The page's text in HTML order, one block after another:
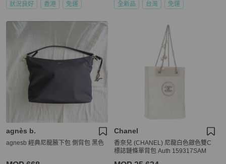
狀況良好 香港 免運 全新品 台灣 免運
agnès b.
agnesb 經典尼龍腋下包 側背包 黑色
Chanel
香奈兒 (CHANEL) 尼龍白色銀色雙C
標誌鏈條單背包 Auth 159317SAM